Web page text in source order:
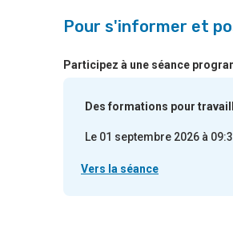
Pour s'informer et
Participez à une séance
Des formations pour
Le 01 septembre 2026 à
Vers la séance